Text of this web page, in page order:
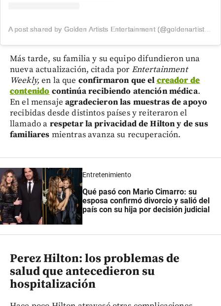
A post shared by Golden Artists Entertainment (@goldenartistsla)
Más tarde, su familia y su equipo difundieron una
nueva actualización, citada por Entertainment
Weekly, en la que confirmaron que el creador de
contenido continúa recibiendo atención médica.
En el mensajeagradecieron las muestras de apoyo
recibidas desde distintos países y reiteraron el
llamado a respetar la privacidad de Hilton y de sus
familiares mientras avanza su recuperación.
Entretenimiento
Qué pasó con Mario Cimarro: su
esposa confirmó divorcio y salió del
país con su hija por decisión judicial
Perez Hilton: los problemas de
salud que antecedieron su
hospitalización